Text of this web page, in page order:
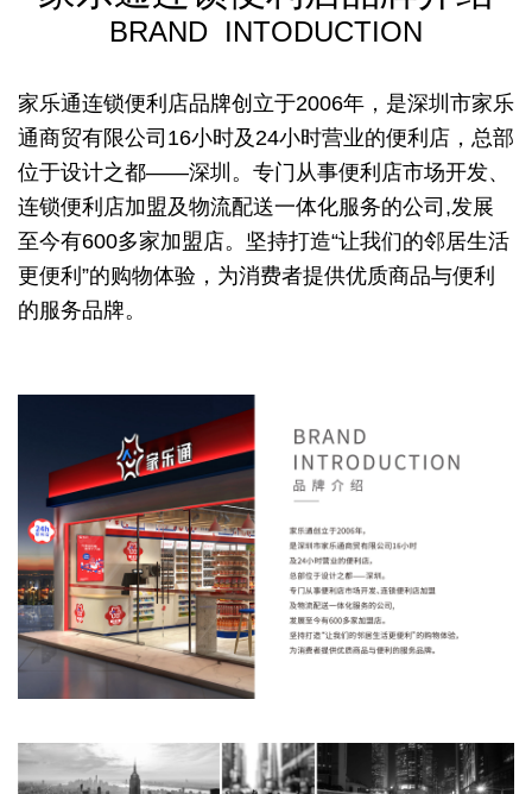
BRAND INTODUCTION
家乐通连锁便利店品牌创立于2006年， 是深圳市家乐
通商贸有限公司16小时及24小时营业的便利店， 总部
位于设计之都——深圳。 专门从事便利店市场开发、
连锁便利店加盟及物流配送一体化服务的公司,发展
至今有600多家加盟店。 坚持打造“让我们的邻居生活
更便利”的购物体验， 为消费者提供优质商品与便利
的服务品牌。